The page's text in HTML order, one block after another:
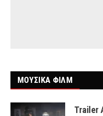
ΜΟΥΣΙΚΑ ΦΙΛΜ
Trailer